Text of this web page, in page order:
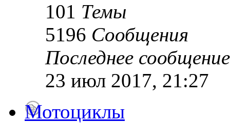
101 Темы
5196 Сообщения
Последнее сообщение
23 июл 2017, 21:27
Мотоциклы